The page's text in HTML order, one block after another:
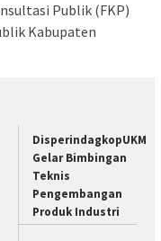
Publik (FKP)
Kabupaten
DisperindagkopUKM
Gelar Bimbingan
Teknis
Pengembangan
Produk Industri